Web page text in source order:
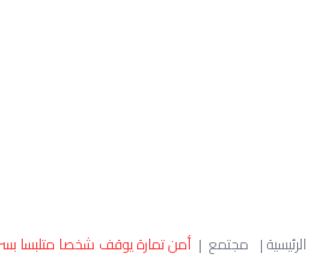
العالم الرئيسية| مجتمع | أمن تمارة يوقف شخصا متلبسا